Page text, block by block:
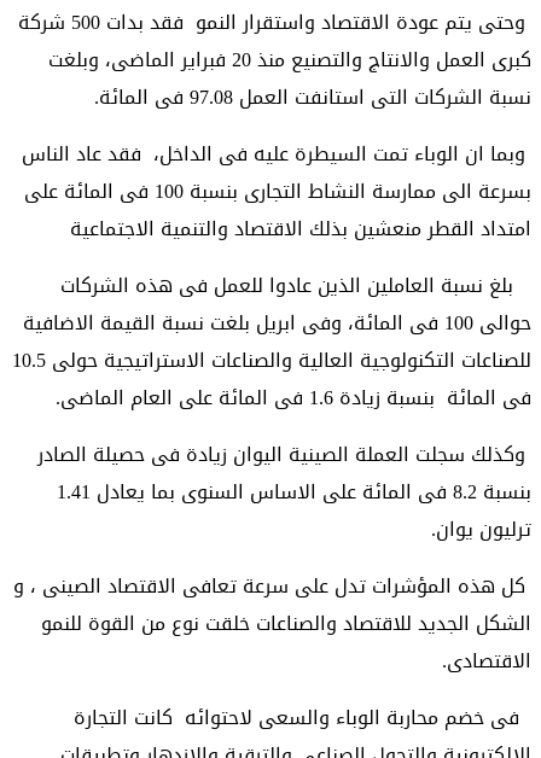
وحتى يتم عودة الاقتصاد واستقرار النمو فقد بدات 500 شركة
كبرى العمل والانتاج والتصنيع منذ 20 فبراير الماضى، وبلغت
نسبة الشركات التى استانفت العمل 97.08 فى المائة.
وبما ان الوباء تمت السيطرة عليه فى الداخل، فقد عاد الناس
بسرعة الى ممارسة النشاط التجارى بنسبة 100 فى المائة على
امتداد القطر منعشين بذلك الاقتصاد والتنمية الاجتماعية
بلغ نسبة العاملين الذين عادوا للعمل فى هذه الشركات
حوالى 100 فى المائة، وفى ابريل بلغت نسبة القيمة الاضافية
للصناعات التكنولوجية العالية والصناعات الاستراتيجية حولى 10.5
فى المائة بنسبة زيادة 1.6 فى المائة على العام الماضى.
وكذلك سجلت العملة الصينية اليوان زيادة فى حصيلة الصادر
بنسبة 8.2 فى المائة على الاساس السنوى بما يعادل 1.41
ترليون يوان.
كل هذه المؤشرات تدل على سرعة تعافى الاقتصاد الصينى ، و
الشكل الجديد للاقتصاد والصناعات خلقت نوع من القوة للنمو
الاقتصادى.
فى خضم محاربة الوباء والسعى لاحتوائه كانت التجارة